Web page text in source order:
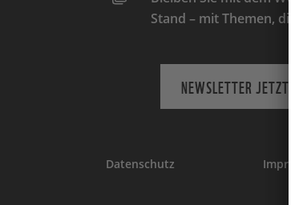
Stand – mit Themen, die
NEWSLETTER JETZT
Datenschutz